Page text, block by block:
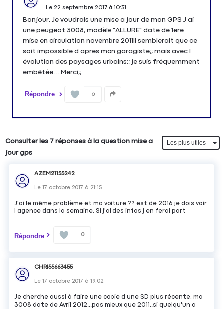
Le 22 septembre 2017à 10:31
Bonjour, Je voudrais une mise a jour de mon GPS J ai
une peugeot 3008, modèle "ALLURE" date de 1ere
mise en circulation novembre 2011Il semblerait que ce
soit impossible d apres mon garagiste;; mais avec l
évolution des paysages urbains;; je suis fréquemment
embêtée... Merci;;
Répondre 0
Consulter les 7 réponses à la question mise a
jour gps
AZEM21155242
Le17 octobre 2017 à 21:15
J'ai le même problème et ma voiture ?? est de 2016 je dois voir
l agence dans la semaine. Si j'ai des infos j en ferai part
Répondre 0
CHRI55663455
Le17 octobre 2017 à19:02
Je cherche aussi à faire une copie d une SD plus récente, ma
3008 date de Avril 2012...pas mieux que 2011..si quelqu'un a